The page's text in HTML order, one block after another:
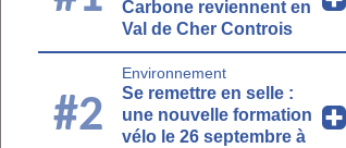
Carbone reviennent en
Val de Cher Controis
#2
Environnement
Se remettre en selle :
une nouvelle formation
vélo le 26 septembre à